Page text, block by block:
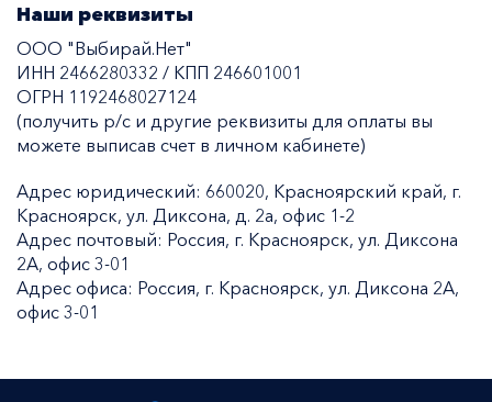
Наши реквизиты
ООО "Выбирай.Нет"
ИНН 2466280332 / КПП 246601001
ОГРН 1192468027124
(получить р/с и другие реквизиты для оплаты вы
можете выписав счет в личном кабинете)
Адрес юридический: 660020, Красноярский край, г.
Красноярск, ул. Диксона, д. 2а, офис 1-2
Адрес почтовый: Россия, г. Красноярск, ул. Диксона
2А, офис 3-01
Адрес офиса: Россия, г. Красноярск, ул. Диксона 2А,
офис 3-01